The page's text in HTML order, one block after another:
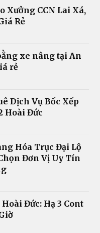
Xưởng CCN Lai Xá,
Rẻ
xe nâng tại An
rẻ
Dịch Vụ Bốc Xếp
Hoài Đức
Hóa Trục Đại Lộ
Đơn Vị Uy Tín
Đức: Hạ 3 Cont